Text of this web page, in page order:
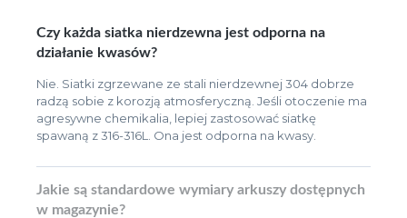
Czy każda siatka nierdzewna jest odporna na
działanie kwasów?
Nie. Siatki zgrzewane ze stali nierdzewnej 304 dobrze
radzą sobie z korozją atmosferyczną. Jeśli otoczenie ma
agresywne chemikalia, lepiej zastosować siatkę
spawaną z 316-316L. Ona jest odporna na kwasy.
Jakie są standardowe wymiary arkuszy dostępnych
w magazynie?